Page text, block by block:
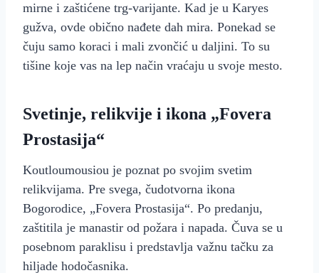
mirne i zaštićene trg‑varijante. Kad je u Karyes
gužva, ovde obično nađete dah mira. Ponekad se
čuju samo koraci i mali zvončić u daljini. To su
tišine koje vas na lep način vraćaju u svoje mesto.
Svetinje, relikvije i ikona „Fovera
Prostasija“
Koutloumousiou je poznat po svojim svetim
relikvijama. Pre svega, čudotvorna ikona
Bogorodice, „Fovera Prostasija“. Po predanju,
zaštitila je manastir od požara i napada. Čuva se u
posebnom paraklisu i predstavlja važnu tačku za
hiljade hodočasnika.